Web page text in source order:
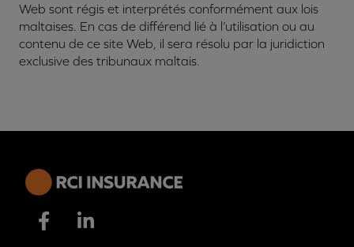
Web sont régis et interprétés conformément aux lois
maltaises. En cas de différend lié à l’utilisation ou au
contenu de ce site Web, il sera résolu par la juridiction
exclusive des tribunaux maltais.